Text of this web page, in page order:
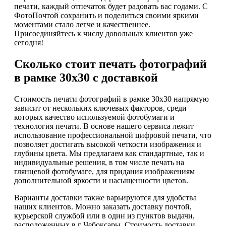
печати, каждый отпечаток будет радовать вас годами. С
ФотоПочтой сохранить и поделиться своими яркими
моментами стало легче и качественнее.
Присоединяйтесь к числу довольных клиентов уже
сегодня!
Сколько стоит печать фотографий
в рамке 30х30 с доставкой
Стоимость печати фотографий в рамке 30х30 напрямую
зависит от нескольких ключевых факторов, среди
которых качество используемой фотобумаги и
технология печати. В основе нашего сервиса лежит
использование профессиональной цифровой печати, что
позволяет достигать высокой четкости изображения и
глубины цвета. Мы предлагаем как стандартные, так и
индивидуальные решения, в том числе печать на
глянцевой фотобумаге, для придания изображениям
дополнительной яркости и насыщенности цветов.
Варианты доставки также варьируются для удобства
наших клиентов. Можно заказать доставку почтой,
курьерской службой или в один из пунктов выдачи,